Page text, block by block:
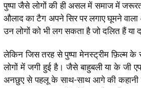
पुष्पा जैसे लोगों की ही असल में समाज में
औलाद का टैग अपने सिर पर लगाए घूमने वाला
उन लोगों को भी लग सकता है जो दलित हैं
लेकिन जिस तरह से पुष्पा मेनस्ट्रीम फ़िल्म
लोगों में जगी हुई है। जैसे बाहुबली या के जी
अनछुए से पहलू के साथ-साथ आगे की कहानी